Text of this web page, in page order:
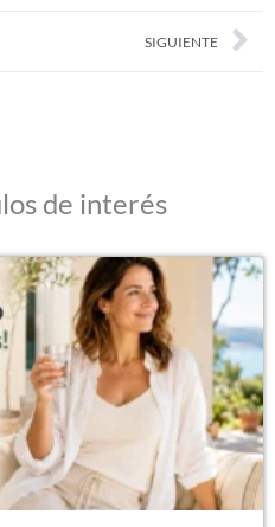
SIGUIENTE
de interés